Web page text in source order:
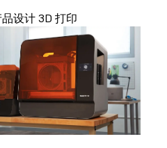
设计 3D 打印